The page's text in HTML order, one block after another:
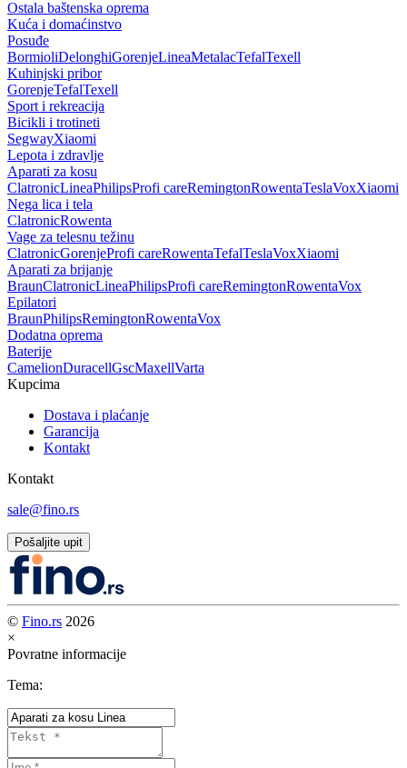
Ostala baštenska oprema
Kuća i domaćinstvo
Posuđe
BormioliDelonghiGorenjeLineaMetalacTefalTexell
Kuhinjski pribor
GorenjeTefalTexell
Sport i rekreacija
Bicikli i trotineti
SegwayXiaomi
Lepota i zdravlje
Aparati za kosu
ClatronicLineaPhilipsProfi careRemingtonRowentaTeslaVoxXiaomi
Nega lica i tela
ClatronicRowenta
Vage za telesnu težinu
ClatronicGorenjeProfi careRowentaTefalTeslaVoxXiaomi
Aparati za brijanje
BraunClatronicLineaPhilipsProfi careRemingtonRowentaVox
Epilatori
BraunPhilipsRemingtonRowentaVox
Dodatna oprema
Baterije
CamelionDuracellGscMaxellVarta
Kupcima
Dostava i plaćanje
Garancija
Kontakt
Kontakt
sale@fino.rs
Pošaljite upit
© Fino.rs 2026
×
Povratne informacije
Tema: